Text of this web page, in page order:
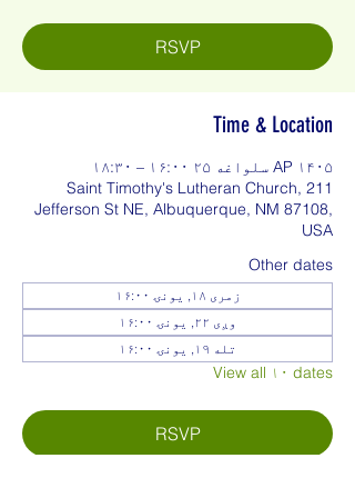
RSVP
Time & Location
AP ۱۴۰۵ سلواغه ۲۵ ۱۶:۰۰ – ۱۸:۳۰
Saint Timothy's Lutheran Church, 211
Jefferson St NE, Albuquerque, NM 87108,
USA
Other dates
زمری ۱۸, يونۍ ۱۶:۰۰
وږی ۲۲, يونۍ ۱۶:۰۰
تله ۱۹, يونۍ ۱۶:۰۰
View all ۱۰ dates
RSVP